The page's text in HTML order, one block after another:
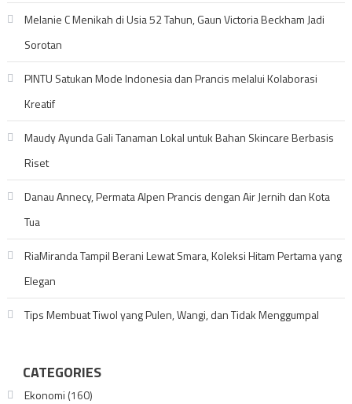
Melanie C Menikah di Usia 52 Tahun, Gaun Victoria Beckham Jadi
Sorotan
PINTU Satukan Mode Indonesia dan Prancis melalui Kolaborasi
Kreatif
Maudy Ayunda Gali Tanaman Lokal untuk Bahan Skincare Berbasis
Riset
Danau Annecy, Permata Alpen Prancis dengan Air Jernih dan Kota
Tua
RiaMiranda Tampil Berani Lewat Smara, Koleksi Hitam Pertama yang
Elegan
Tips Membuat Tiwol yang Pulen, Wangi, dan Tidak Menggumpal
CATEGORIES
Ekonomi (160)